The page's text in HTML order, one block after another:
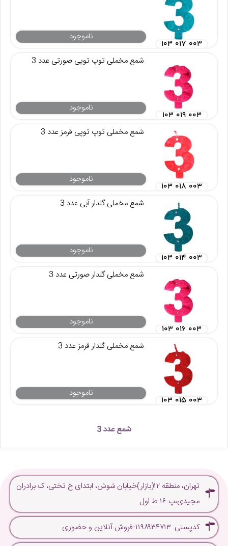
ناموجود
۱۰۳ ۰۱۷ ۰۰۳
شمع مخملی توپ توپی صورتی عدد 3
ناموجود
۱۰۳ ۰۱۹ ۰۰۳
شمع مخملی توپ توپی قرمز عدد 3
ناموجود
۱۰۳ ۰۱۸ ۰۰۳
شمع مخملی گلدار آبی عدد 3
ناموجود
۱۰۳ ۰۱۴ ۰۰۳
شمع مخملی گلدار صورتی عدد 3
ناموجود
۱۰۳ ۰۱۶ ۰۰۳
شمع مخملی گلدار قرمز عدد 3
ناموجود
۱۰۳ ۰۱۵ ۰۰۳
شمع عدد 3
تهران، منطقه ۱۲(بازار)خیابان شوش، ابتدای خ تختی، ک برادران
مجیدی،پ ۱۶ ط اول
کدپستی: ۱۱۹۸۹۳۴۷۱۳-فروش آنلاین و حضوری